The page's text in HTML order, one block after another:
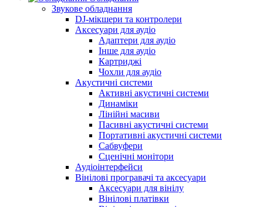
Звукове обладнання
DJ-мікшери та контролери
Аксесуари для аудіо
Адаптери для аудіо
Інше для аудіо
Картриджі
Чохли для аудіо
Акустичні системи
Активні акустичні системи
Динаміки
Лінійні масиви
Пасивні акустичні системи
Портативні акустичні системи
Сабвуфери
Сценічні монітори
Аудіоінтерфейси
Вінілові програвачі та аксесуари
Аксесуари для вінілу
Вінілові платівки